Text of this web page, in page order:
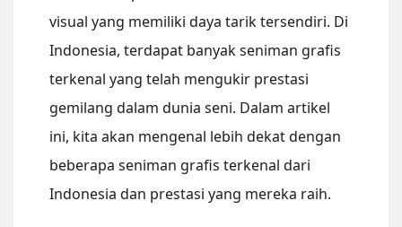
visual yang memiliki daya tarik tersendiri. Di
Indonesia, terdapat banyak seniman grafis
terkenal yang telah mengukir prestasi
gemilang dalam dunia seni. Dalam artikel
ini, kita akan mengenal lebih dekat dengan
beberapa seniman grafis terkenal dari
Indonesia dan prestasi yang mereka raih.